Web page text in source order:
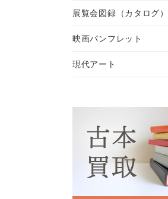
展覧会図録（カタログ）
映画パンフレット
現代アート